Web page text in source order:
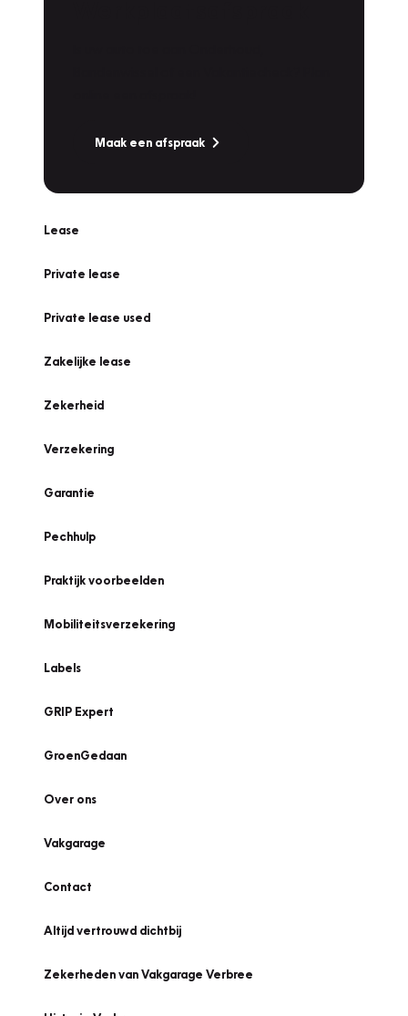
Maak een afspraak
Lease
Private lease
Private lease used
Zakelijke lease
Zekerheid
Verzekering
Garantie
Pechhulp
Praktijk voorbeelden
Mobiliteitsverzekering
Labels
GRIP Expert
GroenGedaan
Over ons
Vakgarage
Contact
Altijd vertrouwd dichtbij
Zekerheden van Vakgarage Verbree